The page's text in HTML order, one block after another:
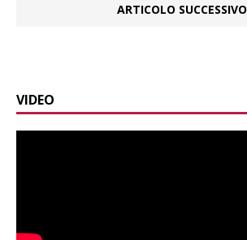
ARTICOLO SUCCESSIVO
VIDEO